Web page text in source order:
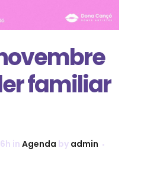
familiar
in Agenda by admin